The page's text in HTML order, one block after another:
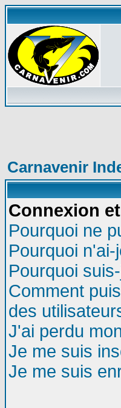
Carnavenir
Connexion
Pourquoi ne
Pourquoi
Pourquoi
Comment
des
J'ai perdu
Je me suis
Je me suis